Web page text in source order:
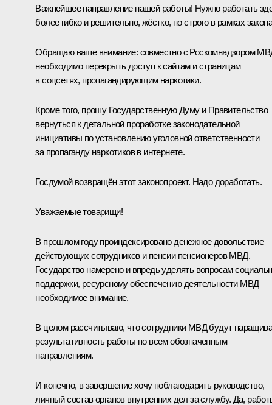
Важнейшее направление нашей работы! Нужно работать
более гибко и решительно, жёстко, но строго в рамках
Обращаю ваше внимание: совместно с Роскомнадзором
необходимо перекрыть доступ к сайтам и страницам
в соцсетях, пропагандирующим наркотики.
Кроме того, прошу Государственную Думу и Правительство
вернуться к детальной проработке законодательной
инициативы по установлению уголовной ответственности
за пропаганду наркотиков в интернете.
Госдумой возвращён этот законопроект. Надо доработать.
Уважаемые товарищи!
В прошлом году проиндексировано денежное довольствие
действующих сотрудников и пенсии пенсионеров МВД.
Государство намерено и впредь уделять вопросам
поддержки, ресурсному обеспечению деятельности МВД
необходимое внимание.
В целом рассчитываю, что сотрудники МВД будут
результативность работы по всем обозначенным
направлениям.
И конечно, в завершение хочу поблагодарить руководство,
личный состав органов внутренних дел за службу. Да,